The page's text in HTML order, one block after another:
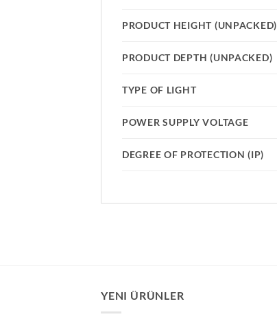
PRODUCT HEIGHT (UNPACKED)
PRODUCT DEPTH (UNPACKED)
TYPE OF LIGHT
POWER SUPPLY VOLTAGE
DEGREE OF PROTECTION (IP)
YENI ÜRÜNLER